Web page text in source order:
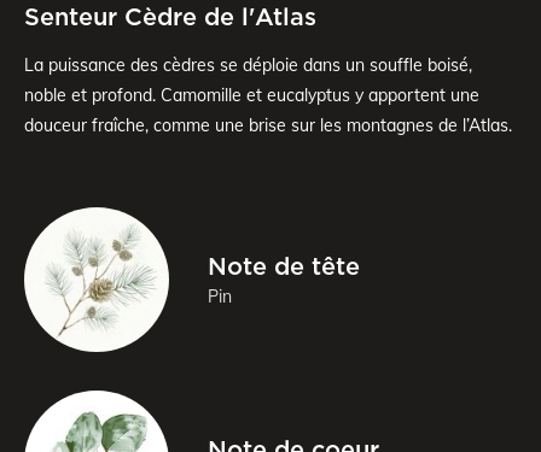
Senteur Cèdre de l'Atlas
La puissance des cèdres se déploie dans un souffle boisé,
noble et profond. Camomille et eucalyptus y apportent une
douceur fraîche, comme une brise sur les montagnes de l’Atlas.
Note de tête
Pin